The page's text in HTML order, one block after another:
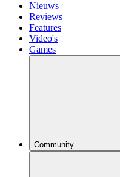
Nieuws
Reviews
Features
Video's
Games
Community